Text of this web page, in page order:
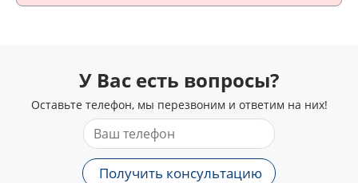
У Вас есть вопросы?
Оставьте телефон, мы перезвоним и ответим на них!
Получить консультацию